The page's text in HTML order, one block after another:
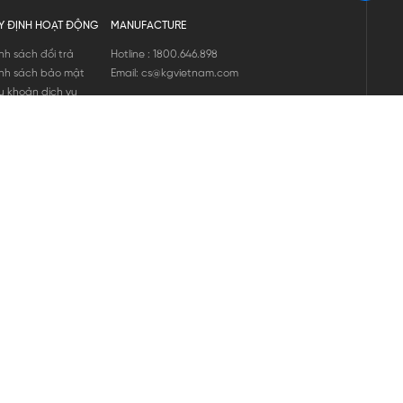
ĐỊNH HOẠT ĐỘNG
sách đổi trả
sách bảo mật
khoản dịch vụ
MANUFACTURE
Hotline : 1800.646.898
Email: cs@kgvietnam.com